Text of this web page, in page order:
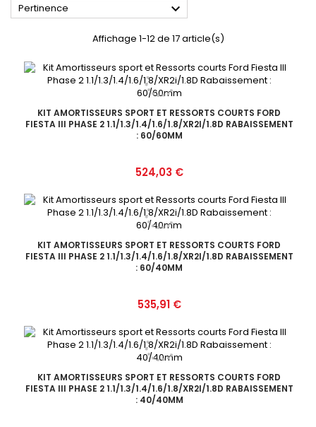
Pertinence 
Affichage 1-12 de 17 article(s)
KIT AMORTISSEURS SPORT ET RESSORTS COURTS FORD
FIESTA III PHASE 2 1.1/1.3/1.4/1.6/1.8/XR2I/1.8D RABAISSEMENT
: 60/60MM
Prix
524,03 €
KIT AMORTISSEURS SPORT ET RESSORTS COURTS FORD
FIESTA III PHASE 2 1.1/1.3/1.4/1.6/1.8/XR2I/1.8D RABAISSEMENT
: 60/40MM
Prix
535,91 €
KIT AMORTISSEURS SPORT ET RESSORTS COURTS FORD
FIESTA III PHASE 2 1.1/1.3/1.4/1.6/1.8/XR2I/1.8D RABAISSEMENT
: 40/40MM